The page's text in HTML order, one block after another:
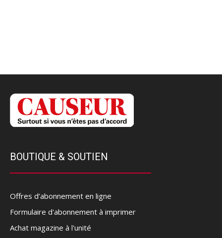
BOUTIQUE & SOUTIEN
Offres d’abonnement en ligne
Formulaire d'abonnement à imprimer
Achat magazine à l'unité